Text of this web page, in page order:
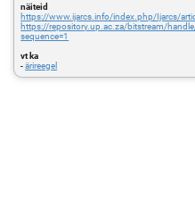
näiteid
https://www.ijarcs.info/index.php/Ijarcs/
https://repository.up.ac.za/bitstream/
sequence=1
vt ka
-ärireegel